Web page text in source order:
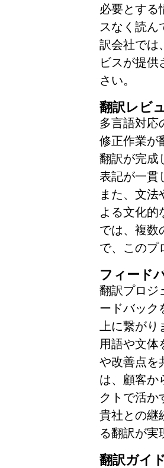
必要とする
スなく読ん
訳会社では
ビスが提供
さい。
翻訳レビ
多言語対応
修正作業が
翻訳が完成
表記が一貫
また、文
よる文化的
では、複数
で、このプ
フィード
翻訳プロジ
ードバック
上に繋が
用語や文体
や改善点を
は、顧客か
クトで活か
貴社との継
る翻訳が実
翻訳ガイ